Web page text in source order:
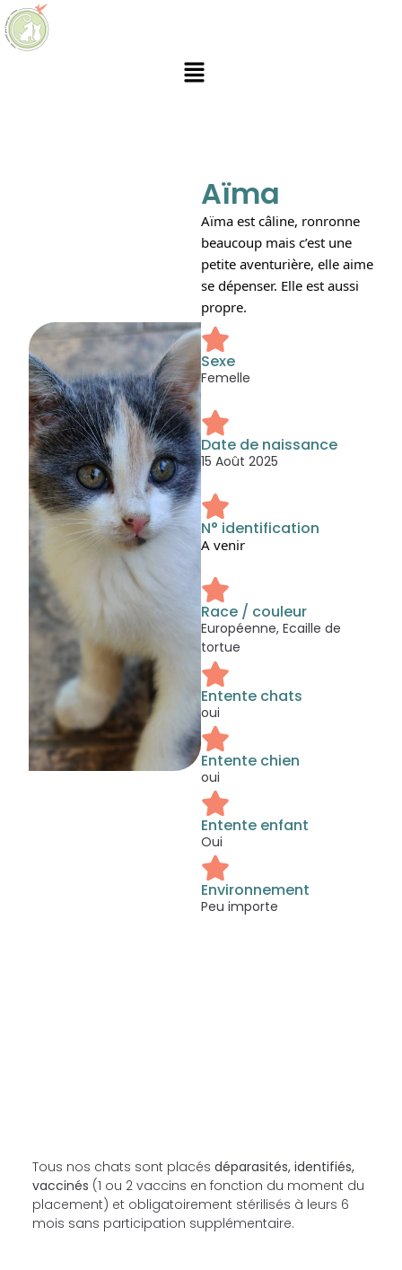
Aïma
Aïma est câline, ronronne
beaucoup mais c’est une
petite aventurière, elle aime
se dépenser. Elle est aussi
propre.
Sexe
Femelle
Date de naissance
15 Août 2025
N° identification
A venir
Race / couleur
Européenne, Ecaille de
tortue
Entente chats
oui
Entente chien
oui
Entente enfant
Oui
Environnement
Peu importe
Tous nos chats sont placés déparasités, identifiés,
vaccinés (1 ou 2 vaccins en fonction du moment du
placement) et obligatoirement stérilisés à leurs 6
mois sans participation supplémentaire.